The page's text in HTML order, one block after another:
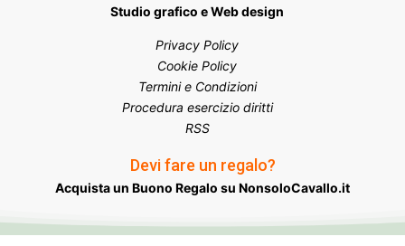
Studio grafico e Web design
Privacy Policy
Cookie Policy
Termini e Condizioni
Procedura esercizio diritti
RSS
Devi fare un regalo?
Acquista un Buono Regalo su NonsoloCavallo.it